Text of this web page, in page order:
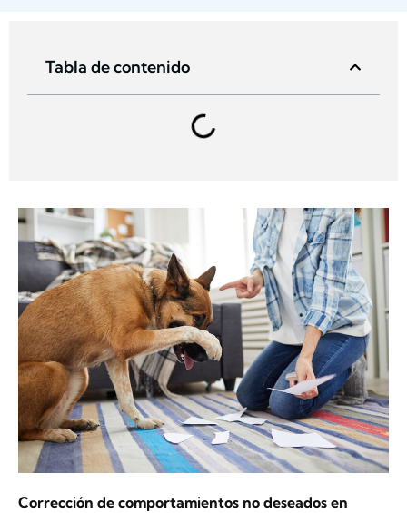
Corrección de comportamientos no deseados en
Tabla de contenido